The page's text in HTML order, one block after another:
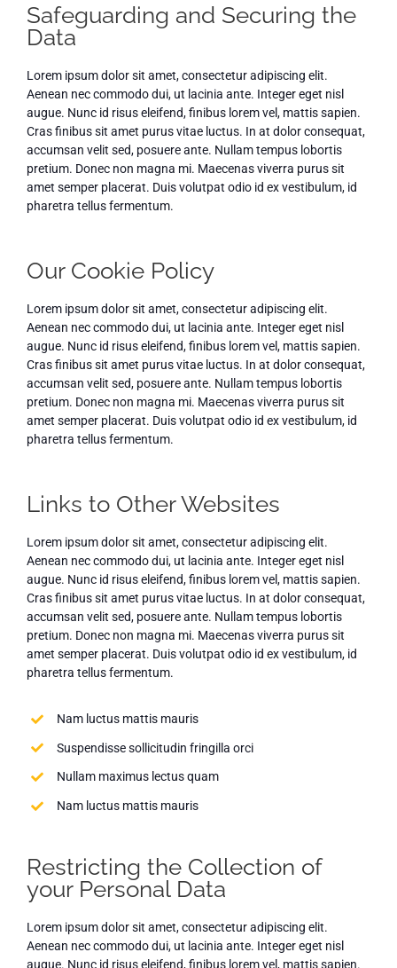
Safeguarding and Securing the
Data
Lorem ipsum dolor sit amet, consectetur adipiscing elit.
Aenean nec commodo dui, ut lacinia ante. Integer eget nisl
augue. Nunc id risus eleifend, finibus lorem vel, mattis sapien.
Cras finibus sit amet purus vitae luctus. In at dolor consequat,
accumsan velit sed, posuere ante. Nullam tempus lobortis
pretium. Donec non magna mi. Maecenas viverra purus sit
amet semper placerat. Duis volutpat odio id ex vestibulum, id
pharetra tellus fermentum.
Our Cookie Policy
Lorem ipsum dolor sit amet, consectetur adipiscing elit.
Aenean nec commodo dui, ut lacinia ante. Integer eget nisl
augue. Nunc id risus eleifend, finibus lorem vel, mattis sapien.
Cras finibus sit amet purus vitae luctus. In at dolor consequat,
accumsan velit sed, posuere ante. Nullam tempus lobortis
pretium. Donec non magna mi. Maecenas viverra purus sit
amet semper placerat. Duis volutpat odio id ex vestibulum, id
pharetra tellus fermentum.
Links to Other Websites
Lorem ipsum dolor sit amet, consectetur adipiscing elit.
Aenean nec commodo dui, ut lacinia ante. Integer eget nisl
augue. Nunc id risus eleifend, finibus lorem vel, mattis sapien.
Cras finibus sit amet purus vitae luctus. In at dolor consequat,
accumsan velit sed, posuere ante. Nullam tempus lobortis
pretium. Donec non magna mi. Maecenas viverra purus sit
amet semper placerat. Duis volutpat odio id ex vestibulum, id
pharetra tellus fermentum.
Nam luctus mattis mauris
Suspendisse sollicitudin fringilla orci
Nullam maximus lectus quam
Nam luctus mattis mauris
Restricting the Collection of
your Personal Data
Lorem ipsum dolor sit amet, consectetur adipiscing elit.
Aenean nec commodo dui, ut lacinia ante. Integer eget nisl
augue. Nunc id risus eleifend, finibus lorem vel, mattis sapien.